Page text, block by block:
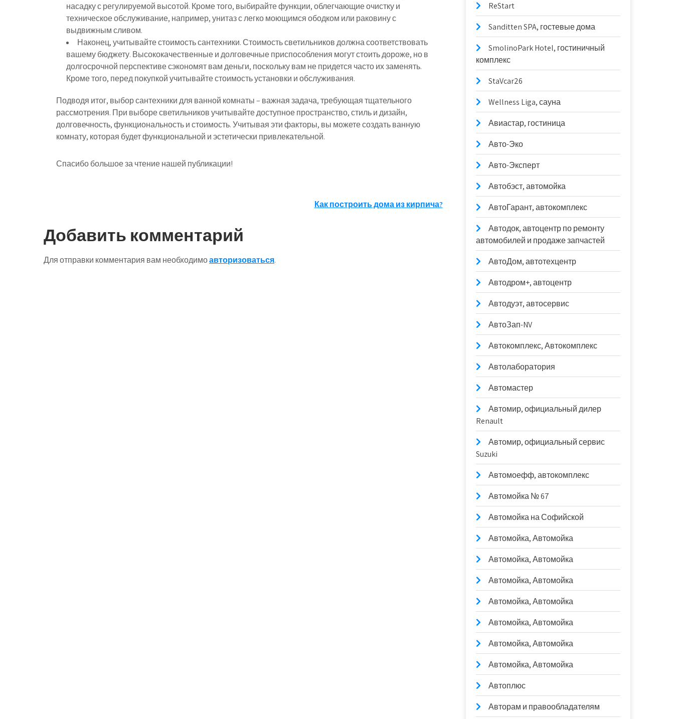
насадку с регулируемой высотой. Кроме того, выбирайте функции, облегчающие очистку и
техническое обслуживание, например, унитаз с легко моющимся ободком или раковину с
выдвижным сливом.
Наконец, учитывайте стоимость сантехники. Стоимость светильников должна соответствовать
вашему бюджету. Высококачественные и долговечные приспособления могут стоить дороже, но в
долгосрочной перспективе сэкономят вам деньги, поскольку вам не придется часто их заменять.
Кроме того, перед покупкой учитывайте стоимость установки и обслуживания.
Подводя итог, выбор сантехники для ванной комнаты – важная задача, требующая тщательного
рассмотрения. При выборе светильников учитывайте доступное пространство, стиль и дизайн,
долговечность, функциональность и стоимость. Учитывая эти факторы, вы можете создать ванную
комнату, которая будет функциональной и эстетически привлекательной.
Спасибо большое за чтение нашей публикации!
по
записям
Как построить дома из кирпича?
Добавить комментарий
Для отправки комментария вам необходимоавторизоваться.
ReStart
Sanditten SPA, гостевые дома
SmolinoPark Hotel, гостиничный
комплекс
StaVcar26
Wellness Liga, сауна
Авиастар, гостиница
Авто-Эко
Авто-Эксперт
Автобэст, автомойка
АвтоГарант, автокомплекс
Автодок, автоцентр по ремонту
автомобилей и продаже запчастей
АвтоДом, автотехцентр
Автодром+, автоцентр
Автодуэт, автосервис
АвтоЗап-NV
Автокомплекс, Автокомплекс
Автолаборатория
Автомастер
Автомир, официальный дилер
Renault
Автомир, официальный сервис
Suzuki
Автомоефф, автокомплекс
Автомойка № 67
Автомойка на Софийской
Автомойка, Автомойка
Автомойка, Автомойка
Автомойка, Автомойка
Автомойка, Автомойка
Автомойка, Автомойка
Автомойка, Автомойка
Автомойка, Автомойка
Автоплюс
Авторам и правообладателям